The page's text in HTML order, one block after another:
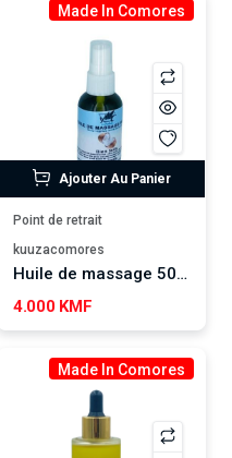
Made In Comores
Ajouter Au Panier
Point de retrait
kuuzacomores
Huile de massage 50ml YOUSRA COSMETICS
4.000 KMF
Made In Comores